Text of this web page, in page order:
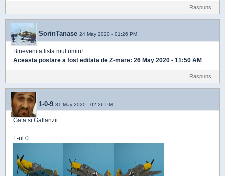
Raspuns
SorinTanase 24 May 2020 - 01:26 PM
Binevenita lista.multumiri!
Aceasta postare a fost editata de Z-mare: 26 May 2020 - 11:50 AM
Raspuns
1-0-9 31 May 2020 - 02:26 PM
Gata si Gallanzii:
F-ul 0 :